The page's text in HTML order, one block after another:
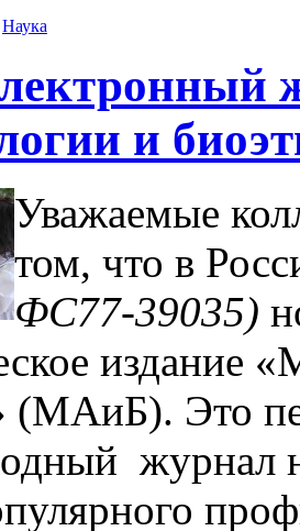
Наука
и
Уважаемые
том, что в
ФС77-39035)
издание
(МАиБ). Это
журнал